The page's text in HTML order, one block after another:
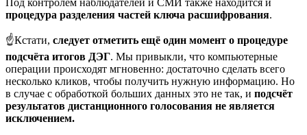
Под контролем наблюдателей и СМИ также находится и
процедура разделения частей ключа расшифрования.
☝️Кстати, следует отметить ещё один момент о процедуре
подсчёта итогов ДЭГ. Мы привыкли, что компьютерные
операции происходят мгновенно: достаточно сделать всего
несколько кликов, чтобы получить нужную информацию. Но
в случае с обработкой больших данных это не так, и подсчёт
результатов дистанционного голосования не является
исключением.